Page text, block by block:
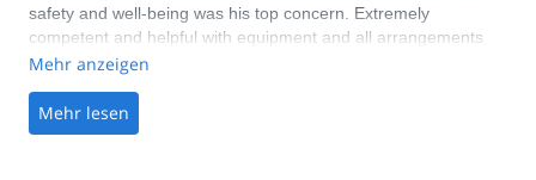
safety and well-being was his top concern. Extremely
competent and helpful with equipment and all arrangements
with huts, etc. Also great company — low-key, friendly, sense of
Mehr anzeigen
Mehr lesen